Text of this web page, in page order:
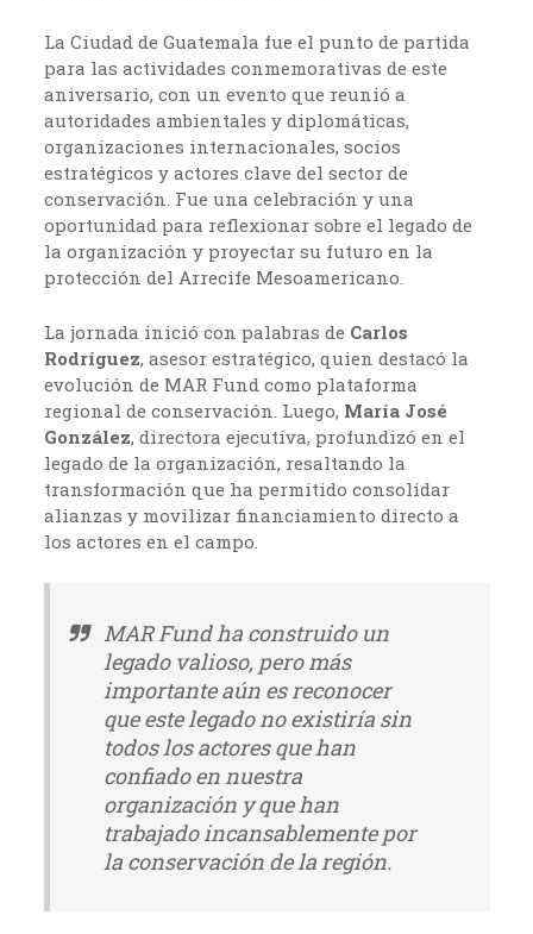
La Ciudad de Guatemala fue el punto de partida
para las actividades conmemorativas de este
aniversario, con un evento que reunió a
autoridades ambientales y diplomáticas,
organizaciones internacionales, socios
estratégicos y actores clave del sector de
conservación. Fue una celebración y una
oportunidad para reflexionar sobre el legado de
la organización y proyectar su futuro en la
protección del Arrecife Mesoamericano.
La jornada inició con palabras de Carlos
Rodríguez, asesor estratégico, quien destacó la
evolución de MAR Fund como plataforma
regional de conservación. Luego, María José
González, directora ejecutiva, profundizó en el
legado de la organización, resaltando la
transformación que ha permitido consolidar
alianzas y movilizar financiamiento directo a
los actores en el campo.
MAR Fund ha construido un
legado valioso, pero más
importante aún es reconocer
que este legado no existiría sin
todos los actores que han
confiado en nuestra
organización y que han
trabajado incansablemente por
la conservación de la región.